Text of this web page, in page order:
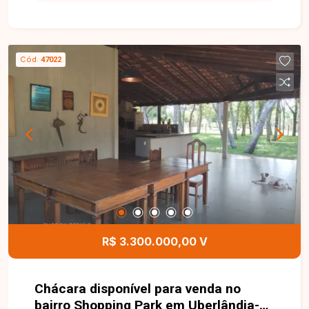
simples, não considerada na avaliação.
Cód. 47022
R$ 3.300.000,00 V
Chácara disponível para venda no
bairro Shopping Park em Uberlândia-